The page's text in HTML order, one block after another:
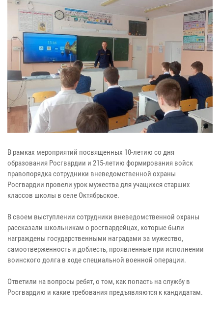
В рамках мероприятий посвященных 10-летию со дня
образования Росгвардии и 215-летию формирования войск
правопорядка сотрудники вневедомственной охраны
Росгвардии провели урок мужества для учащихся старших
классов школы в селе Октябрьское.
В своем выступлении сотрудники вневедомственной охраны
рассказали школьникам о росгвардейцах, которые были
награждены государственными наградами за мужество,
самоотверженность и доблесть, проявленные при исполнении
воинского долга в ходе специальной военной операции.
Ответили на вопросы ребят, о том, как попасть на службу в
Росгвардию и какие требования предъявляются к кандидатам.